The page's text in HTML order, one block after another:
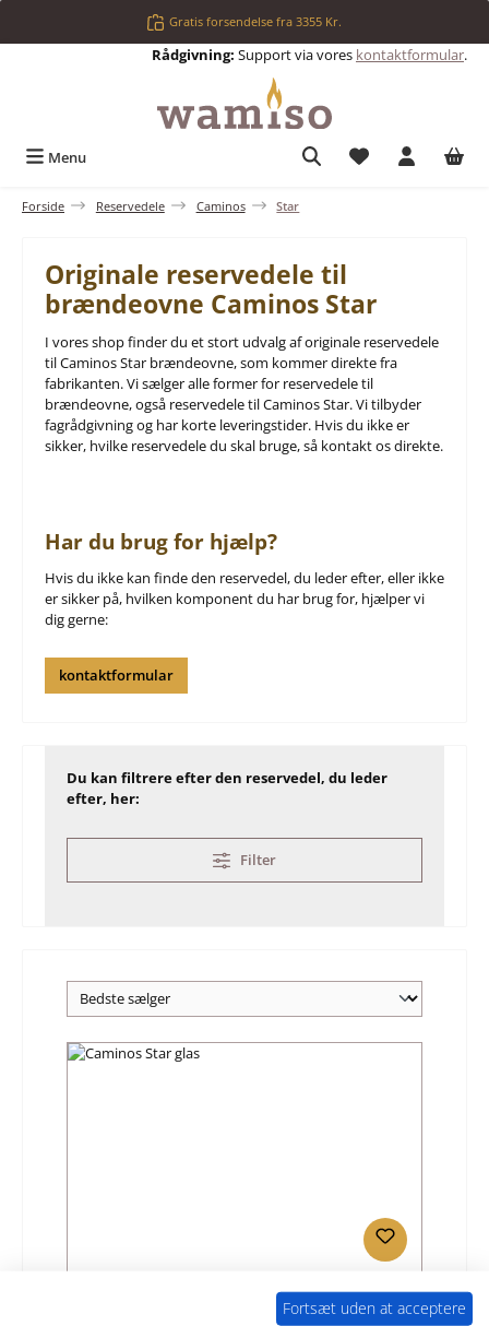
Gratis forsendelse fra 3355 Kr.
Rådgivning: Support via vores kontaktformular.
Menu Du har 0
Forside Reservedele Caminos Star
Originale reservedele til
brændeovne Caminos Star
I vores shop finder du et stort udvalg af originale reservedele
til Caminos Star brændeovne, som kommer direkte fra
fabrikanten. Vi sælger alle former for reservedele til
brændeovne, også reservedele til Caminos Star. Vi tilbyder
fagrådgivning og har korte leveringstider. Hvis du ikke er
sikker, hvilke reservedele du skal bruge, så kontakt os direkte.
Har du brug for hjælp?
Hvis du ikke kan finde den reservedel, du leder efter, eller ikke
er sikker på, hvilken komponent du har brug for, hjælper vi
dig gerne:
kontaktformular
Du kan filtrere efter den reservedel, du leder
efter, her:
Filter
Fortsæt uden at acceptere